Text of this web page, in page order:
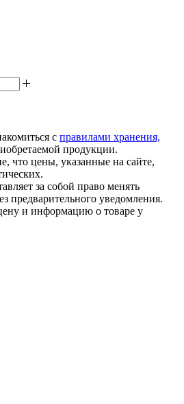
с правилами хранения,
продукции.
что цены, указанные на сайте,
за собой право менять
предварительного уведомления.
и информацию о товаре у